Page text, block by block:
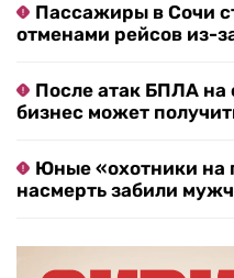
Пассажиры в Сочи
отменами рейсов из-
После атак БПЛА на
бизнес может
Юные «охотники на
насмерть забили